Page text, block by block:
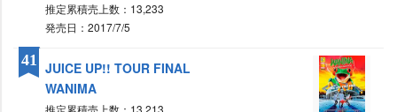
推定累積売上数：13,233
発売日：2017/7/5
JUICE UP!! TOUR FINAL
WANIMA
推定累積売上数：13,213
41